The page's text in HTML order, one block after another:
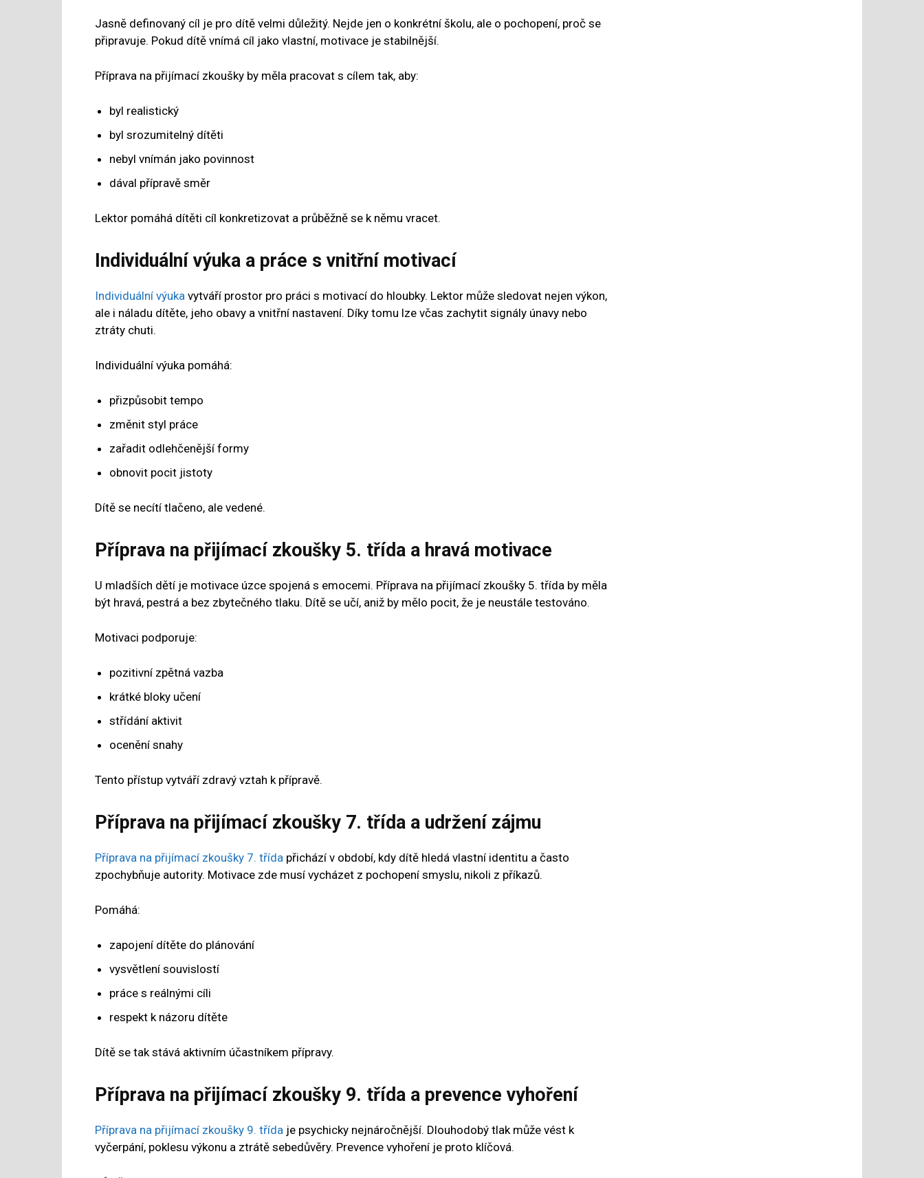
Jasně definovaný cíl je pro dítě velmi důležitý. Nejde jen o konkrétní školu, ale o pochopení, proč se
připravuje. Pokud dítě vnímá cíl jako vlastní, motivace je stabilnější.
Příprava na přijímací zkoušky by měla pracovat s cílem tak, aby:
byl realistický
byl srozumitelný dítěti
nebyl vnímán jako povinnost
dával přípravě směr
Lektor pomáhá dítěti cíl konkretizovat a průběžně se k němu vracet.
Individuální výuka a práce s vnitřní motivací
Individuální výuka vytváří prostor pro práci s motivací do hloubky. Lektor může sledovat nejen výkon,
ale i náladu dítěte, jeho obavy a vnitřní nastavení. Díky tomu lze včas zachytit signály únavy nebo
ztráty chuti.
Individuální výuka pomáhá:
přizpůsobit tempo
změnit styl práce
zařadit odlehčenější formy
obnovit pocit jistoty
Dítě se necítí tlačeno, ale vedené.
Příprava na přijímací zkoušky 5. třída a hravá motivace
U mladších dětí je motivace úzce spojená s emocemi. Příprava na přijímací zkoušky 5. třída by měla
být hravá, pestrá a bez zbytečného tlaku. Dítě se učí, aniž by mělo pocit, že je neustále testováno.
Motivaci podporuje:
pozitivní zpětná vazba
krátké bloky učení
střídání aktivit
ocenění snahy
Tento přístup vytváří zdravý vztah k přípravě.
Příprava na přijímací zkoušky 7. třída a udržení zájmu
Příprava na přijímací zkoušky 7. třída přichází v období, kdy dítě hledá vlastní identitu a často
zpochybňuje autority. Motivace zde musí vycházet z pochopení smyslu, nikoli z příkazů.
Pomáhá:
zapojení dítěte do plánování
vysvětlení souvislostí
práce s reálnými cíli
respekt k názoru dítěte
Dítě se tak stává aktivním účastníkem přípravy.
Příprava na přijímací zkoušky 9. třída a prevence vyhoření
Příprava na přijímací zkoušky 9. třída je psychicky nejnáročnější. Dlouhodobý tlak může vést k
vyčerpání, poklesu výkonu a ztrátě sebedůvěry. Prevence vyhoření je proto klíčová.